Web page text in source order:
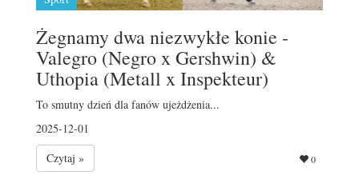
Żegnamy dwa niezwykłe konie -
Valegro (Negro x Gershwin) &
Uthopia (Metall x Inspekteur)
To smutny dzień dla fanów ujeżdżenia...
2025-12-01
Czytaj »
0